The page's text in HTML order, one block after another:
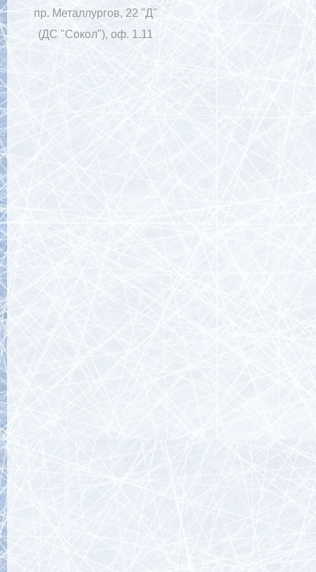
пр. Металлургов, 22 "Д"
(ДС "Сокол"), оф. 1.11